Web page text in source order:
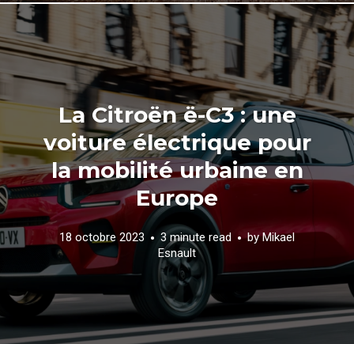
La Citroën ë-C3 : une
voiture électrique pour
la mobilité urbaine en
Europe
18 octobre 2023 3 minute read byMikael
Esnault